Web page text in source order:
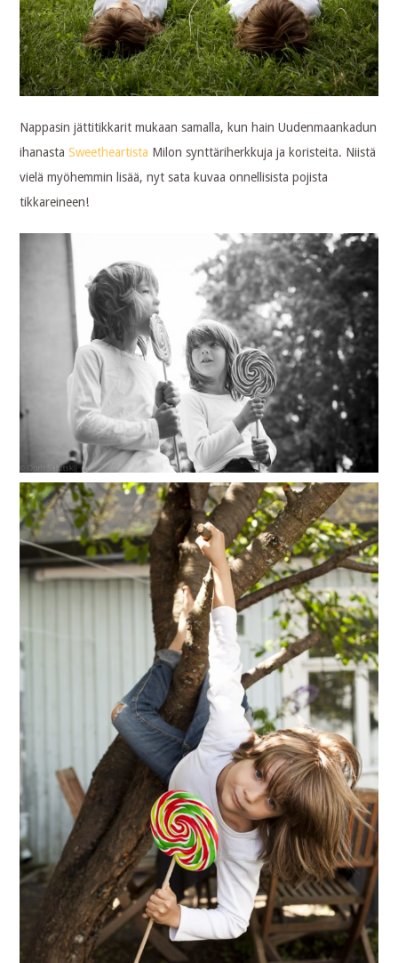
Nappasin jättitikkarit mukaan samalla, kun hain Uudenmaankadun
ihanastaSweetheartista Milon synttäriherkkuja ja koristeita. Niistä
vielä myöhemmin lisää, nyt sata kuvaa onnellisista pojista
tikkareineen!